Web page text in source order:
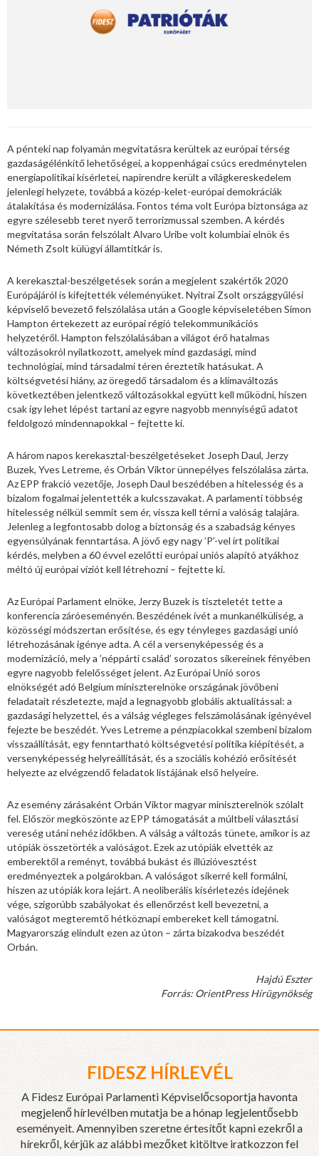
A pénteki nap folyamán megvitatásra kerültek az európai térség
gazdaságélénkítő lehetőségei, a koppenhágai csúcs eredménytelen
energiapolitikai kísérletei, napirendre került a világkereskedelem
jelenlegi helyzete, továbbá a közép-kelet-európai demokráciák
átalakítása és modernizálása. Fontos téma volt Európa biztonsága az
egyre szélesebb teret nyerő terrorizmussal szemben. A kérdés
megvitatása során felszólalt Alvaro Uribe volt kolumbiai elnök és
Németh Zsolt külügyi államtitkár is.
A kerekasztal-beszélgetések során a megjelent szakértők 2020
Európájáról is kifejtették véleményüket. Nyitrai Zsolt országgyűlési
képviselő bevezető felszólalása után a Google képviseletében Simon
Hampton értekezett az európai régió telekommunikációs
helyzetéről. Hampton felszólalásában a világot érő hatalmas
változásokról nyilatkozott, amelyek mind gazdasági, mind
technológiai, mind társadalmi téren éreztetik hatásukat. A
költségvetési hiány, az öregedő társadalom és a klímaváltozás
következtében jelentkező változásokkal együtt kell működni, hiszen
csak így lehet lépést tartani az egyre nagyobb mennyiségű adatot
feldolgozó mindennapokkal – fejtette ki.
A három napos kerekasztal-beszélgetéseket Joseph Daul, Jerzy
Buzek, Yves Letreme, és Orbán Viktor ünnepélyes felszólalása zárta.
Az EPP frakció vezetője, Joseph Daul beszédében a hitelesség és a
bizalom fogalmai jelentették a kulcsszavakat. A parlamenti többség
hitelesség nélkül semmit sem ér, vissza kell térni a valóság talajára.
Jelenleg a legfontosabb dolog a biztonság és a szabadság kényes
egyensúlyának fenntartása. A jövő egy nagy ’P’-vel írt politikai
kérdés, melyben a 60 évvel ezelőtti európai uniós alapító atyákhoz
méltó új európai víziót kell létrehozni – fejtette ki.
Az Európai Parlament elnöke, Jerzy Buzek is tiszteletét tette a
konferencia záróeseményén. Beszédének ívét a munkanélküliség, a
közösségi módszertan erősítése, és egy tényleges gazdasági unió
létrehozásának igénye adta. A cél a versenyképesség és a
modernizáció, mely a ’néppárti család’ sorozatos sikereinek fényében
egyre nagyobb felelősséget jelent. Az Európai Unió soros
elnökségét adó Belgium miniszterelnöke országának jövőbeni
feladatait részletezte, majd a legnagyobb globális aktualitással: a
gazdasági helyzettel, és a válság végleges felszámolásának igényével
fejezte be beszédét. Yves Letreme a pénzpiacokkal szembeni bizalom
visszaállítását, egy fenntartható költségvetési politika kiépítését, a
versenyképesség helyreállítását, és a szociális kohézió erősítését
helyezte az elvégzendő feladatok listájának első helyeire.
Az esemény zárásaként Orbán Viktor magyar miniszterelnök szólalt
fel. Először megköszönte az EPP támogatását a múltbeli választási
vereség utáni nehéz időkben. A válság a változás tünete, amikor is az
utópiák összetörték a valóságot. Ezek az utópiák elvették az
emberektől a reményt, továbbá bukást és illúzióvesztést
eredményeztek a polgárokban. A valóságot sikerré kell formálni,
hiszen az utópiák kora lejárt. A neoliberális kísérletezés idejének
vége, szigorúbb szabályokat és ellenőrzést kell bevezetni, a
valóságot megteremtő hétköznapi embereket kell támogatni.
Magyarország elindult ezen az úton – zárta bizakodva beszédét
Orbán.
Hajdú Eszter
Forrás: OrientPress Hírügynökség
FIDESZ HÍRLEVÉL
A Fidesz Európai Parlamenti Képviselőcsoportja havonta
megjelenő hírlevélben mutatja be a hónap legjelentősebb
eseményeit. Amennyiben szeretne értesítőt kapni ezekről a
hírekről, kérjük az alábbi mezőket kitöltve iratkozzon fel